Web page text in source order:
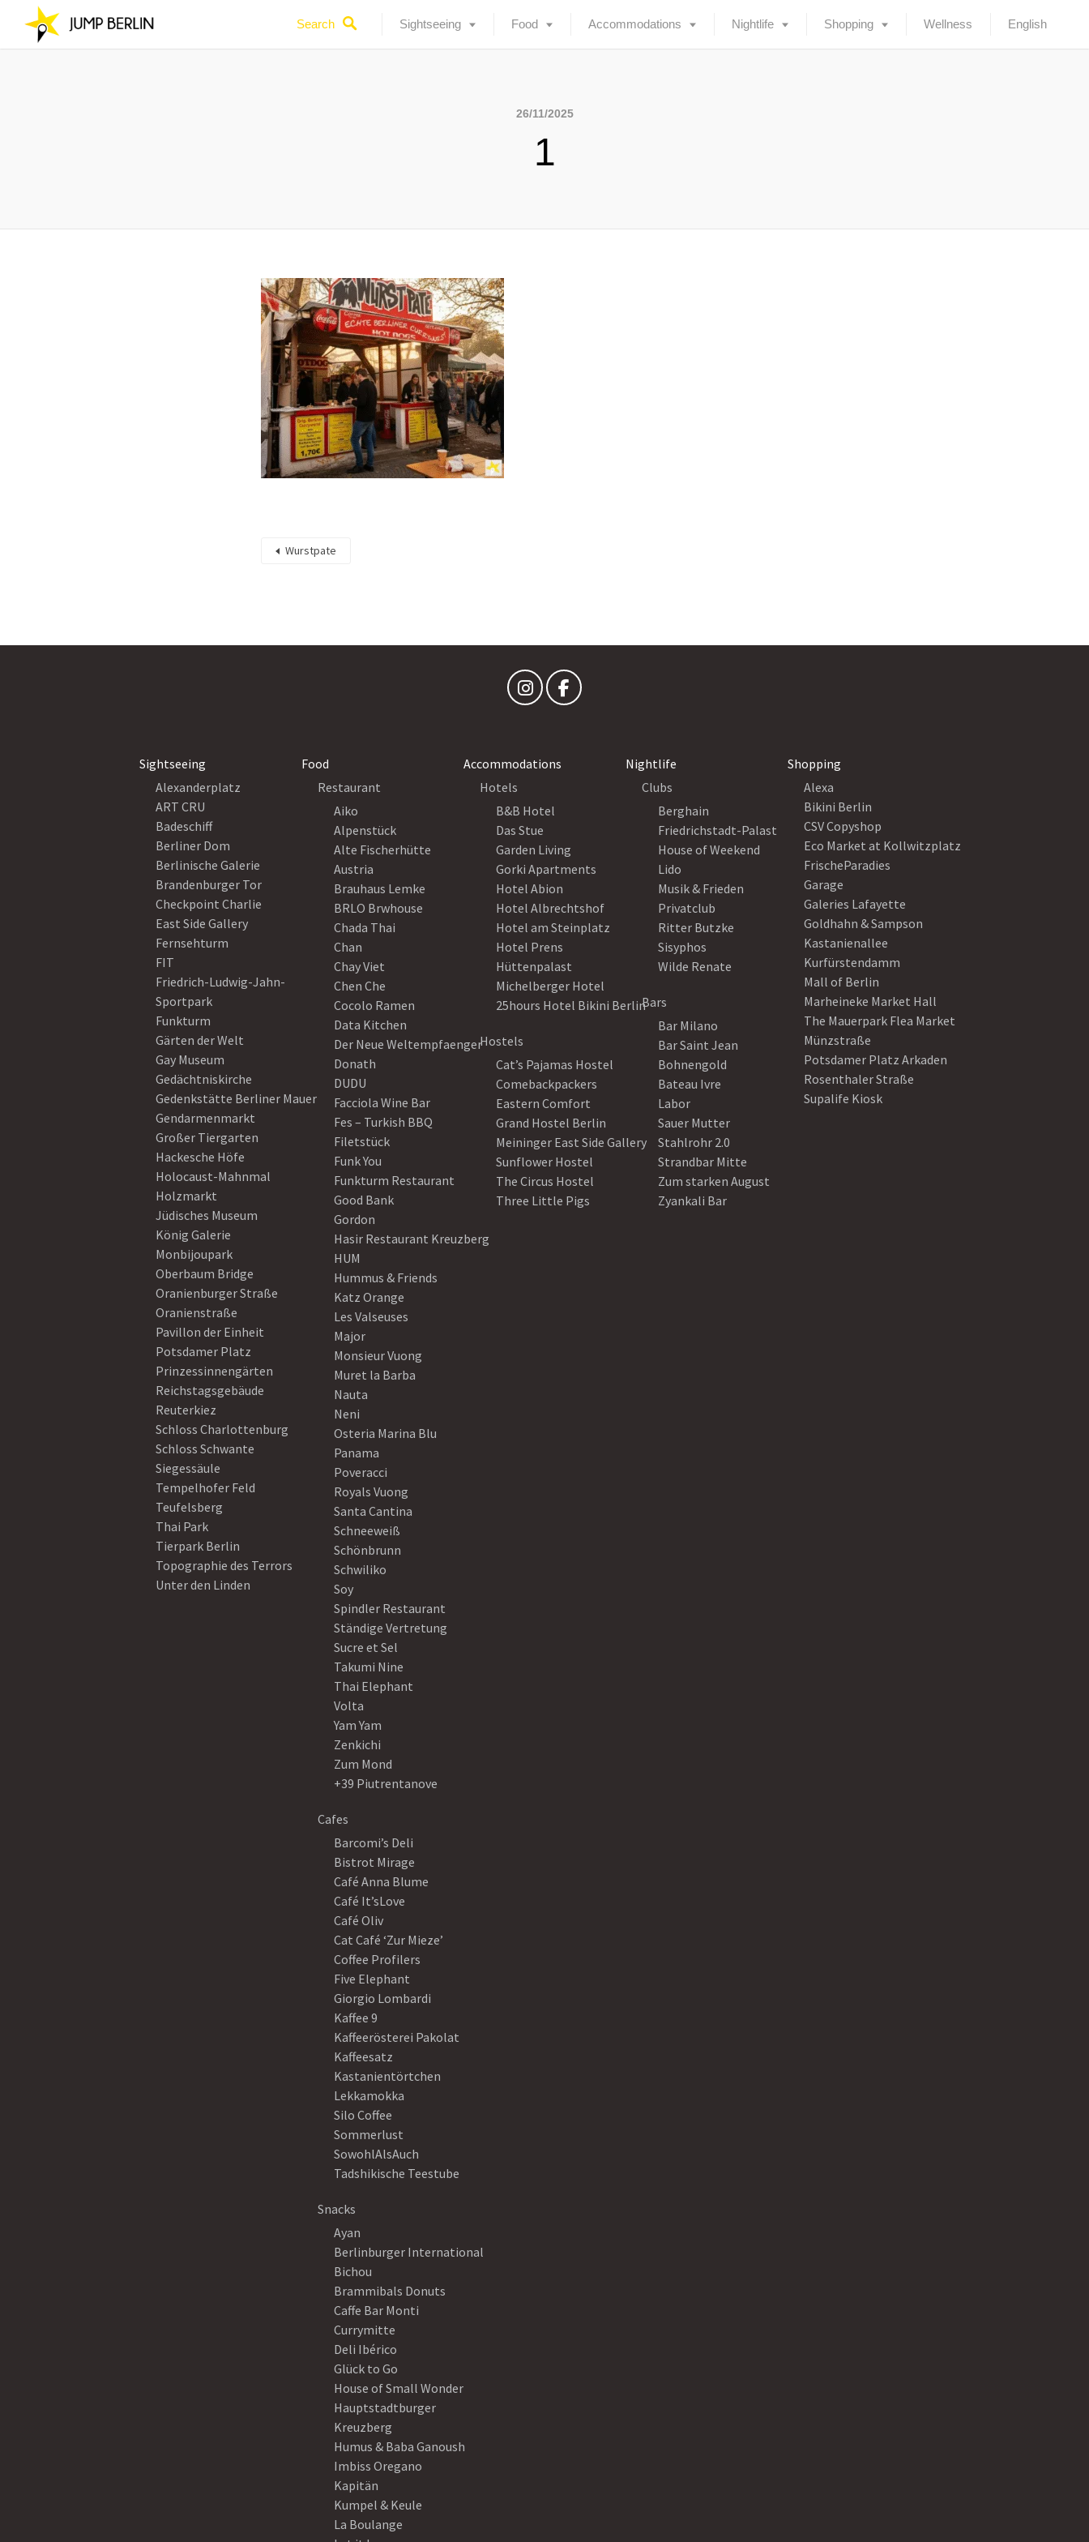
Search Sightseeing Food Accommodations Nightlife Shopping Wellness English
26/11/2025
1
Wurstpate
Sightseeing
Alexanderplatz
ART CRU
Badeschiff
Berliner Dom
Berlinische Galerie
Brandenburger Tor
Checkpoint Charlie
East Side Gallery
Fernsehturm
FIT
Friedrich-Ludwig-Jahn-
Sportpark
Funkturm
Gärten der Welt
Gay Museum
Gedächtniskirche
Gedenkstätte Berliner Mauer
Gendarmenmarkt
Großer Tiergarten
Hackesche Höfe
Holocaust-Mahnmal
Holzmarkt
Jüdisches Museum
König Galerie
Monbijoupark
Oberbaum Bridge
Oranienburger Straße
Oranienstraße
Pavillon der Einheit
Potsdamer Platz
Prinzessinnengärten
Reichstagsgebäude
Reuterkiez
Schloss Charlottenburg
Schloss Schwante
Siegessäule
Tempelhofer Feld
Teufelsberg
Thai Park
Tierpark Berlin
Topographie des Terrors
Unter den Linden
Food
Restaurant
Aiko
Alpenstück
Alte Fischerhütte
Austria
Brauhaus Lemke
BRLO Brwhouse
Chada Thai
Chan
Chay Viet
Chen Che
Cocolo Ramen
Data Kitchen
Der Neue Weltempfaenger
Donath
DUDU
Facciola Wine Bar
Fes – Turkish BBQ
Filetstück
Funk You
Funkturm Restaurant
Good Bank
Gordon
Hasir Restaurant Kreuzberg
HUM
Hummus & Friends
Katz Orange
Les Valseuses
Major
Monsieur Vuong
Muret la Barba
Nauta
Neni
Osteria Marina Blu
Panama
Poveracci
Royals Vuong
Santa Cantina
Schneeweiß
Schönbrunn
Schwiliko
Soy
Spindler Restaurant
Ständige Vertretung
Sucre et Sel
Takumi Nine
Thai Elephant
Volta
Yam Yam
Zenkichi
Zum Mond
+39 Piutrentanove
Cafes
Barcomi’s Deli
Bistrot Mirage
Café Anna Blume
Café It’sLove
Café Oliv
Cat Café ‘Zur Mieze’
Coffee Profilers
Five Elephant
Giorgio Lombardi
Kaffee 9
Kaffeerösterei Pakolat
Kaffeesatz
Kastanientörtchen
Lekkamokka
Silo Coffee
Sommerlust
SowohlAlsAuch
Tadshikische Teestube
Snacks
Ayan
Berlinburger International
Bichou
Brammibals Donuts
Caffe Bar Monti
Currymitte
Deli Ibérico
Glück to Go
House of Small Wonder
Hauptstadtburger
Kreuzberg
Humus & Baba Ganoush
Imbiss Oregano
Kapitän
Kumpel & Keule
La Boulange
Accommodations
Hotels
B&B Hotel
Das Stue
Garden Living
Gorki Apartments
Hotel Abion
Hotel Albrechtshof
Hotel am Steinplatz
Hotel Prens
Hüttenpalast
Michelberger Hotel
25hours Hotel Bikini Berlin
Hostels
Cat’s Pajamas Hostel
Comebackpackers
Eastern Comfort
Grand Hostel Berlin
Meininger East Side Gallery
Sunflower Hostel
The Circus Hostel
Three Little Pigs
Nightlife
Clubs
Berghain
Friedrichstadt-Palast
House of Weekend
Lido
Musik & Frieden
Privatclub
Ritter Butzke
Sisyphos
Wilde Renate
Bars
Bar Milano
Bar Saint Jean
Bohnengold
Bateau Ivre
Labor
Sauer Mutter
Stahlrohr 2.0
Strandbar Mitte
Zum starken August
Zyankali Bar
Shopping
Alexa
Bikini Berlin
CSV Copyshop
Eco Market at Kollwitzplatz
FrischeParadies
Garage
Galeries Lafayette
Goldhahn & Sampson
Kastanienallee
Kurfürstendamm
Mall of Berlin
Marheineke Market Hall
The Mauerpark Flea Market
Münzstraße
Potsdamer Platz Arkaden
Rosenthaler Straße
Supalife Kiosk